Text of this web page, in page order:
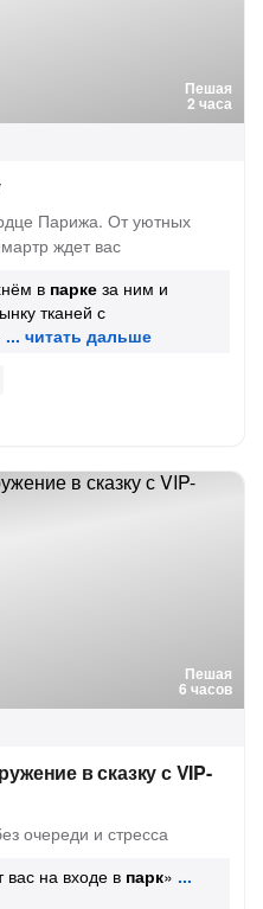
Пешая
2 часа
Парижа. От уютных
ждет вас
в парке за ним и
тканей с
Пешая
6 часов
в сказку с VIP-
очереди и стресса
на входе в парк»